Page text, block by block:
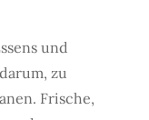
und
zu
Frische,